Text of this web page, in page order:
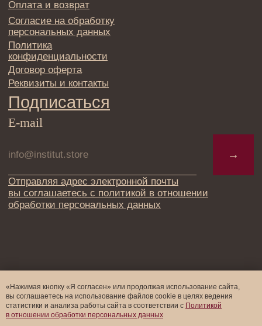
«Нажимая кнопку «Я согласен» или продолжая использование сайта,
вы соглашаетесь на использование файлов cookie в целях ведения
статистики и анализа работы cайта в соответствии с Политикой
в отношении обработки персональных данных